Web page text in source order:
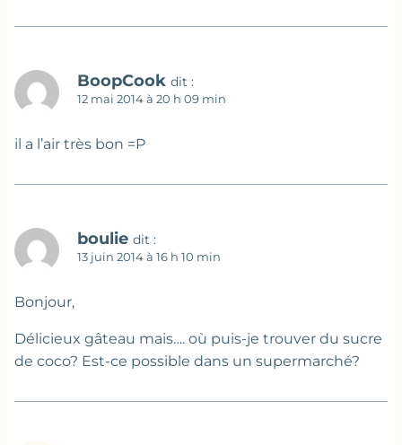
BoopCook dit :
12 mai 2014 à 20 h 09 min
il a l’air très bon =P
boulie dit :
13 juin 2014 à 16 h 10 min
Bonjour,
Délicieux gâteau mais…. où puis-je trouver du sucre
de coco? Est-ce possible dans un supermarché?